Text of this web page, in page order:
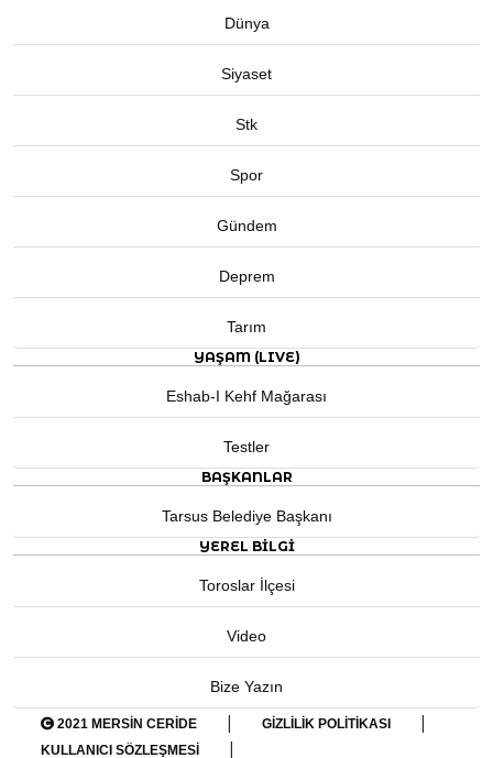
Dünya
Siyaset
Stk
Spor
Gündem
Deprem
Tarım
YAŞAM (LIVE)
Eshab-I Kehf Mağarası
Testler
BAŞKANLAR
Tarsus Belediye Başkanı
YEREL BILGI
Toroslar İlçesi
Video
Bize Yazın
2021 MERSIN CERIDE | GIZLILIK POLITIKASI |
KULLANICI SÖZLEŞMESI |